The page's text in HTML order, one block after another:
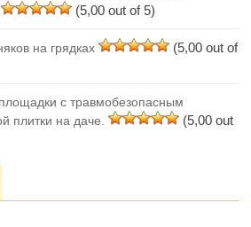
(5,00 out of 5)
на грядках
(5,00 out of
с травмобезопасным
плитки на даче.
(5,00 out